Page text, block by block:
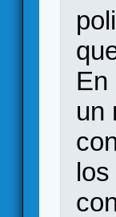
En
un